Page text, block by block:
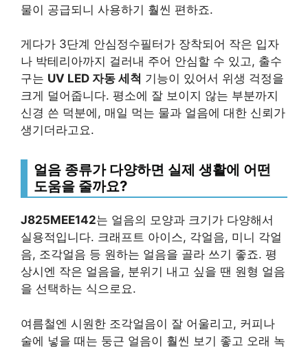
물이 공급되니 사용하기 훨씬 편하죠.
게다가 3단계 안심정수필터가 장착되어 작은 입자
나 박테리아까지 걸러내 주어 안심할 수 있고, 출수
구는 UV LED 자동 세척 기능이 있어서 위생 걱정을
크게 덜어줍니다. 평소에 잘 보이지 않는 부분까지
신경 쓴 덕분에, 매일 먹는 물과 얼음에 대한 신뢰가
생기더라고요.
얼음 종류가 다양하면 실제 생활에 어떤
도움을 줄까요?
J825MEE142는 얼음의 모양과 크기가 다양해서
실용적입니다. 크래프트 아이스, 각얼음, 미니 각얼
음, 조각얼음 등 원하는 얼음을 골라 쓰기 좋죠. 평
상시엔 작은 얼음을, 분위기 내고 싶을 땐 원형 얼음
을 선택하는 식으로요.
여름철엔 시원한 조각얼음이 잘 어울리고, 커피나
술에 넣을 때는 둥근 얼음이 훨씬 보기 좋고 오래 녹